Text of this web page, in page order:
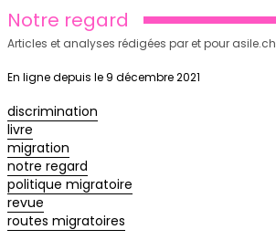
Notre regard
Articles et analyses rédigées par et pour asile.ch
En ligne depuis le 9 décembre 2021
discrimination
livre
migration
notre regard
politique migratoire
revue
routes migratoires